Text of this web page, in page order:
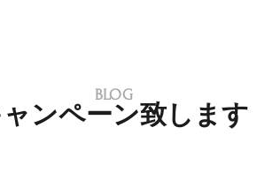
ンペーン致します
BLOG